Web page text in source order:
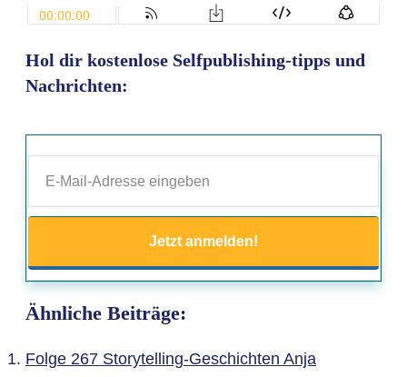
Hol dir kostenlose Selfpublishing-tipps und
Nachrichten:
Jetzt anmelden!
Ähnliche Beiträge:
Folge 267 Storytelling-Geschichten Anja